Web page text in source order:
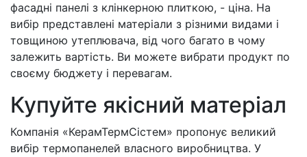
фасадні панелі з клінкерною плиткою, - ціна. На
вибір представлені матеріали з різними видами і
товщиною утеплювача, від чого багато в чому
залежить вартість. Ви можете вибрати продукт по
своєму бюджету і перевагам.
Купуйте якісний матеріал
Компанія «КерамТермСістем» пропонує великий
вибір термопанелей власного виробництва. У